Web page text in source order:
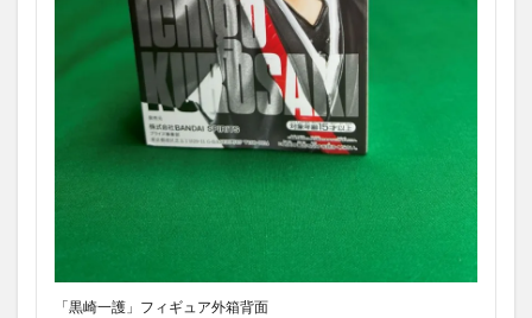
「黒崎一護」フィギュア外箱背面